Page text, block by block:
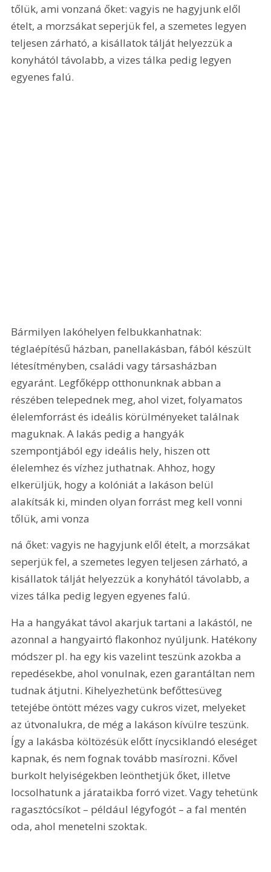
tőlük, ami vonzaná őket: vagyis ne hagyjunk elől
ételt, a morzsákat seperjük fel, a szemetes legyen
teljesen zárható, a kisállatok tálját helyezzük a
konyhától távolabb, a vizes tálka pedig legyen
egyenes falú.
Bármilyen lakóhelyen felbukkanhatnak:
téglaépítésű házban, panellakásban, fából készült
létesítményben, családi vagy társasházban
egyaránt. Legfőképp otthonunknak abban a
részében telepednek meg, ahol vizet, folyamatos
élelemforrást és ideális körülményeket találnak
maguknak. A lakás pedig a hangyák
szempontjából egy ideális hely, hiszen ott
élelemhez és vízhez juthatnak. Ahhoz, hogy
elkerüljük, hogy a kolóniát a lakáson belül
alakítsák ki, minden olyan forrást meg kell vonni
tőlük, ami vonza
ná őket: vagyis ne hagyjunk elől ételt, a morzsákat
seperjük fel, a szemetes legyen teljesen zárható, a
kisállatok tálját helyezzük a konyhától távolabb, a
vizes tálka pedig legyen egyenes falú.
Ha a hangyákat távol akarjuk tartani a lakástól, ne
azonnal a hangyairtó flakonhoz nyúljunk. Hatékony
módszer pl. ha egy kis vazelint teszünk azokba a
repedésekbe, ahol vonulnak, ezen garantáltan nem
tudnak átjutni. Kihelyezhetünk befőttesüveg
tetejébe öntött mézes vagy cukros vizet, melyeket
az útvonalukra, de még a lakáson kívülre teszünk.
Így a lakásba költözésük előtt ínycsiklandó eleséget
kapnak, és nem fognak tovább masírozni. Kővel
burkolt helyiségekben leönthetjük őket, illetve
locsolhatunk a járataikba forró vizet. Vagy tehetünk
ragasztócsíkot – például légyfogót – a fal mentén
oda, ahol menetelni szoktak.